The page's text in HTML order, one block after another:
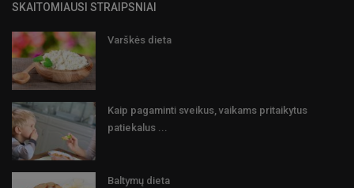
SKAITOMIAUSI STRAIPSNIAI
Varškės dieta
Kaip pagaminti sveikus, vaikams pritaikytus
patiekalus ...
Baltymų dieta